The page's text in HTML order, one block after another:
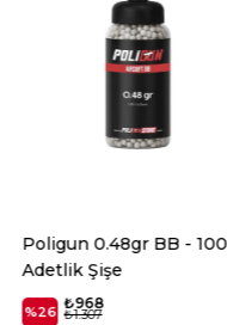
Poligun 0.48gr BB -
Adetlik Şişe
%26 ₺968
₺1.307